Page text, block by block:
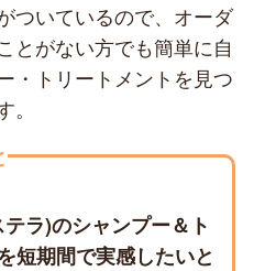
ついているので、オーダ
とがない方でも簡単に自
・トリートメントを見つ
ラ)のシャンプー＆ト
短期間で実感したいと